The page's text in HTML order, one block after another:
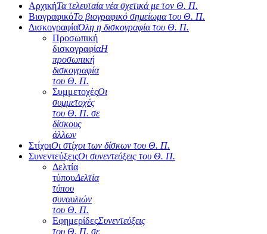
ΑρχικήΤα τελευταία νέα σχετικά με τον Θ. Π.
ΒιογραφικόΤο βιογραφικό σημείωμα του Θ. Π.
ΔισκογραφίαΌλη η δισκογραφία του Θ. Π.
Προσωπική
δισκογραφίαΗ
προσωπική
δισκογραφία
του Θ. Π.
ΣυμμετοχέςΟι
συμμετοχές
του Θ. Π. σε
δίσκους
άλλων
ΣτίχοιΟι στίχοι των δίσκων του Θ. Π.
ΣυνεντεύξειςΟι συνεντεύξεις του Θ. Π.
Δελτία
τύπουΔελτία
τύπου
συναυλιών
του Θ. Π.
ΕφημερίδεςΣυνεντεύξεις
του Θ. Π. σε